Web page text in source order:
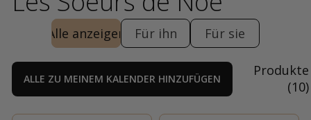
Alle anzeigen Für ihn Für sie
ALLE ZU MEINEM KALENDER HINZUFÜGEN
Produkte
(10)